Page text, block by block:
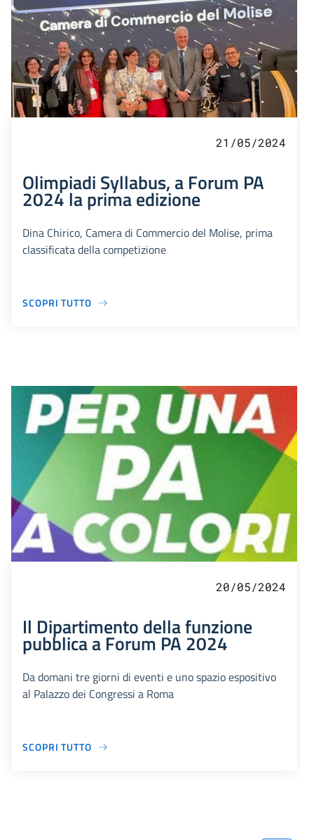
21/05/2024
Olimpiadi Syllabus, a Forum PA
2024 la prima edizione
Dina Chirico, Camera di Commercio del Molise, prima
classificata della competizione
SCOPRI TUTTO
20/05/2024
Il Dipartimento della funzione
pubblica a Forum PA 2024
Da domani tre giorni di eventi e uno spazio espositivo
al Palazzo dei Congressi a Roma
SCOPRI TUTTO